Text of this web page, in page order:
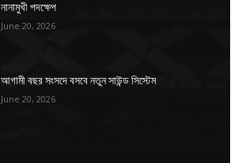
নানামুখী পদক্ষেপ
June 20, 2026
আগামী বছর সংসদে বসবে নতুন সাউন্ড সিস্টেম
June 20, 2026